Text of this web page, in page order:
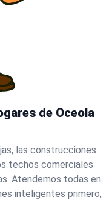
de Oceola
las construcciones
techos comerciales
Atendemos todas en
inteligentes primero,